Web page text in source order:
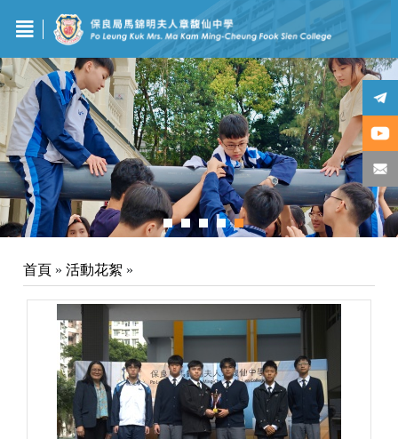
首頁 »活動花絮 »